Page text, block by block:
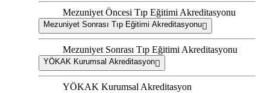
Mezuniyet Öncesi Tıp Eğitimi Akreditasyonu
Mezuniyet Sonrası Tıp Eğitimi Akreditasyonu
Mezuniyet Sonrası Tıp Eğitimi Akreditasyonu
YÖKAK Kurumsal Akreditasyon
YÖKAK Kurumsal Akreditasyon